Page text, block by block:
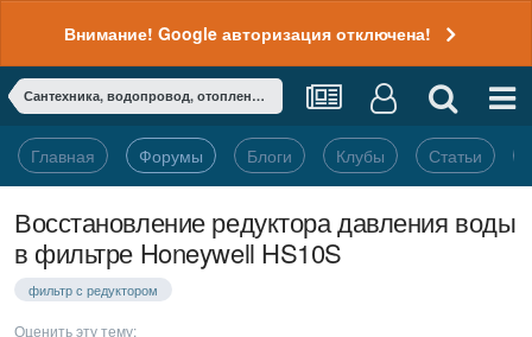
Внимание! Google авторизация отключена!
Сантехника, водопровод, отопление, канализация
Главная Форумы Блоги Клубы Статьи
Восстановление редуктора давления воды
в фильтре Honeywell HS10S
фильтр с редуктором
Оценить эту тему: